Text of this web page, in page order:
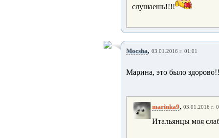
слушаешь!!!!
Mocsha, 03.01.2016 г. 01:01
Марина, это было
marinka9, 03.01.2016 г.
Итальянцы моя